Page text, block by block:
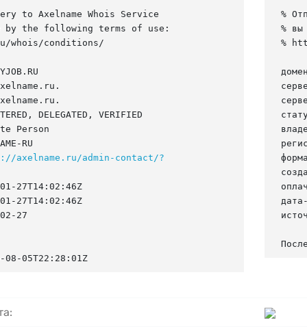
to Axelname Whois Service
by the following terms of use:
whois/conditions/
DELEGATED, VERIFIED
Person
RU
axelname.ru/admin-contact/?
27T14:02:46Z
27
05T22:28:01Z
%
% вы
%